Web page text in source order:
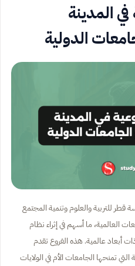
المدينة
الدولية
قطر للتربية والعلوم وتنمية المجتمع
العالمية، ما أسهم في إثراء نظام
أبعاد عالمية. هذه الفروع تقدم
تمنحها الجامعات الأم في الولايات